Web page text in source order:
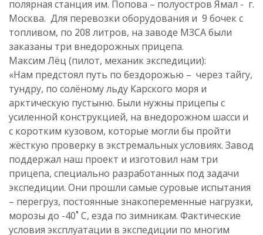
полярная станция им. Попова – полуостров Ямал - г.
Москва. Для перевозки оборудования и 9 бочек с
топливом, по 208 литров, на заводе МЗСА были
заказаны три внедорожных прицепа.
Максим Лёц (пилот, механик экспедиции):
«Нам предстоял путь по бездорожью – через тайгу,
тундру, по солёному льду Карского моря и
арктическую пустыню. Были нужны прицепы с
усиленной конструкцией, на внедорожном шасси и
с коротким кузовом, которые могли бы пройти
жёсткую проверку в экстремальных условиях. Завод
поддержал наш проект и изготовил нам три
прицепа, специально разработанных под задачи
экспедиции. Они прошли самые суровые испытания
– перегруз, постоянные знакопеременные нагрузки,
морозы до -40˚ С, езда по зимникам. Фактические
условия эксплуатации в экспедиции по многим